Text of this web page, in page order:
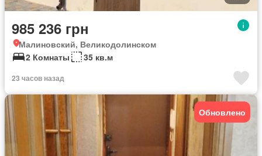
985 236 грн
Малиновский, Великодолинском
2 Комнаты
35 кв.м
23 часов назад
Обновлено